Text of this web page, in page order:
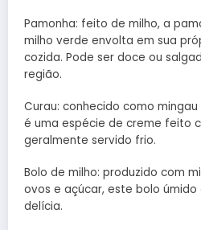
Pamonha: feito de milho, a
milho verde envolta em sua
cozida. Pode ser doce ou
região.
Curau: conhecido como
é uma espécie de creme feito
geralmente servido frio.
Bolo de milho: produzido com
ovos e açúcar, este bolo úmido
delícia.